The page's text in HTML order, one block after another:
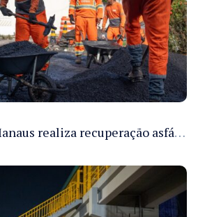
Prefeitura de Manaus realiza recuperação asfáltica na rua Canário do Campo e amplia mobilidade na zona Norte